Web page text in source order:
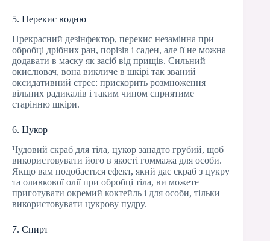
5. Перекис водню
Прекрасний дезінфектор, перекис незамінна при
обробці дрібних ран, порізів і саден, але її не можна
додавати в маску як засіб від прищів. Сильний
окислювач, вона викличе в шкірі так званий
оксидативний стрес: прискорить розмноження
вільних радикалів і таким чином сприятиме
старінню шкіри.
6. Цукор
Чудовий скраб для тіла, цукор занадто грубий, щоб
використовувати його в якості гоммажа для особи.
Якщо вам подобається ефект, який дає скраб з цукру
та оливкової олії при обробці тіла, ви можете
приготувати окремий коктейль і для особи, тільки
використовувати цукрову пудру.
7. Спирт